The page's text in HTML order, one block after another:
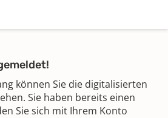
können Sie die digitalisierten
Sie haben bereits einen
Sie sich mit Ihrem Konto